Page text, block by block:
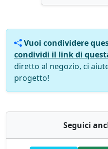
Vuoi condividere
condividi il link di
diretto al negozio, ci
progetto!
Seguici